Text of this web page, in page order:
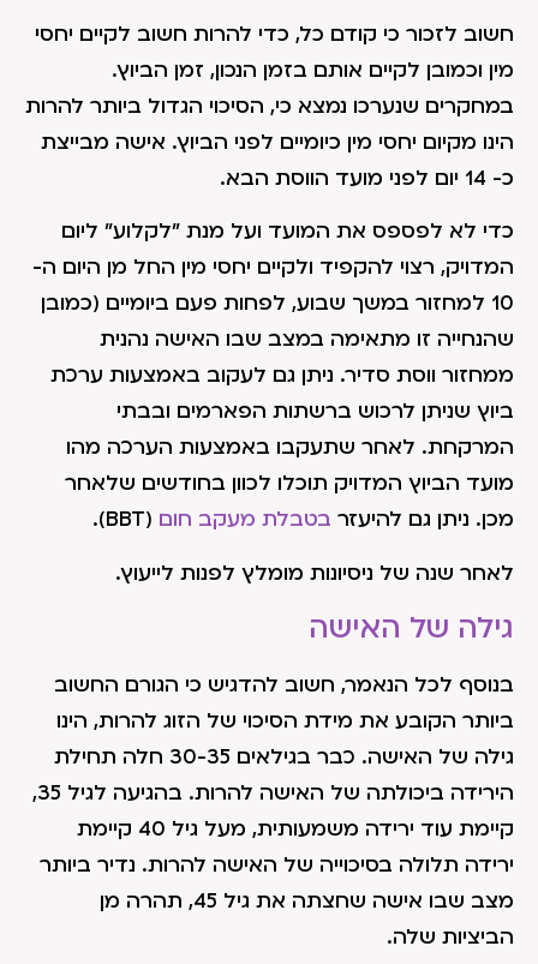
חשוב לזכור כי קודם כל, כדי להרות חשוב לקיים יחסי
מין וכמובן לקיים אותם בזמן הנכון, זמן הביוץ.
במחקרים שנערכו נמצא כי, הסיכוי הגדול ביותר להרות
הינו מקיום יחסי מין כיומיים לפני הביוץ. אישה מבייצת
כ- 14 יום לפני מועד הווסת הבא.
כדי לא לפספס את המועד ועל מנת "לקלוע" ליום
המדויק, רצוי להקפיד ולקיים יחסי מין החל מן היום ה-
10 למחזור במשך שבוע, לפחות פעם ביומיים (כמובן
שהנחייה זו מתאימה במצב שבו האישה נהנית
ממחזור ווסת סדיר. ניתן גם לעקוב באמצעות ערכת
ביוץ שניתן לרכוש ברשתות הפארמים ובבתי
המרקחת. לאחר שתעקבו באמצעות הערכה מהו
מועד הביוץ המדויק תוכלו לכוון בחודשים שלאחר
מכן. ניתן גם להיעזר בטבלת מעקב חום (BBT).
לאחר שנה של ניסיונות מומלץ לפנות לייעוץ.
גילה של האישה
בנוסף לכל הנאמר, חשוב להדגיש כי הגורם החשוב
ביותר הקובע את מידת הסיכוי של הזוג להרות, הינו
גילה של האישה. כבר בגילאים 30-35 חלה תחילת
הירידה ביכולתה של האישה להרות. בהגיעה לגיל 35,
קיימת עוד ירידה משמעותית, מעל גיל 40 קיימת
ירידה תלולה בסיכוייה של האישה להרות. נדיר ביותר
מצב שבו אישה שחצתה את גיל 45, תהרה מן
הביציות שלה.